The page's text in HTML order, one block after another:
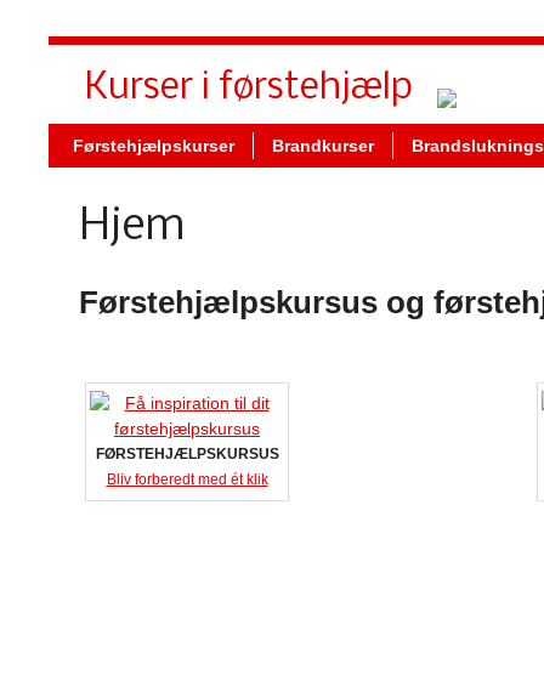
Kurser i førstehjælp
Førstehjælpskurser Brandkurser
Hjem
Førstehjælpskursus og
FØRSTEHJÆLPSKURSUS
Bliv forberedt med ét klik